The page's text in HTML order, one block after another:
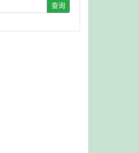
查询